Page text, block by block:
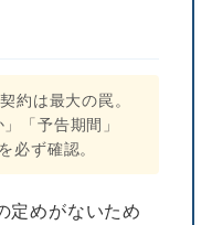
約は最大の罠。
「予告期間」
必ず確認。
定めがないため